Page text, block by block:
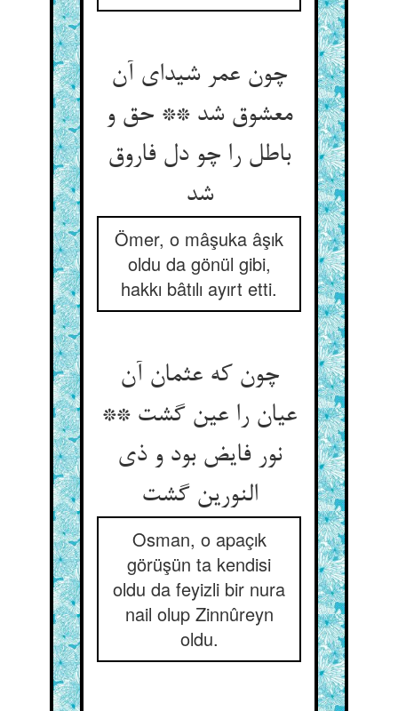
چون عمر شیدای آن
معشوق شد ** حق و
باطل را چو دل فاروق
شد
Ömer, o mâşuka âşık
oldu da gönül gibi,
hakkı bâtılı ayırt etti.
چون که عثمان آن
عیان را عین گشت **
نور فایض بود و ذی
النورین گشت‏
Osman, o apaçık
görüşün ta kendisi
oldu da feyizli bir nura
nail olup Zinnûreyn
oldu.